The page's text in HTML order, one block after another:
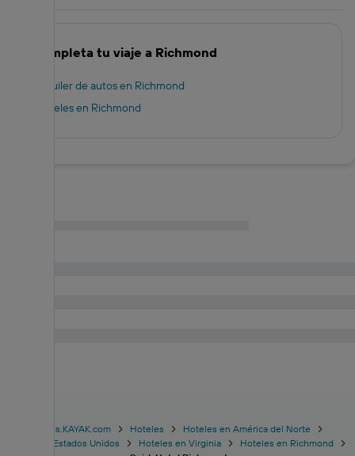
Completa tu viaje a Richmond
Alquiler de autos en Richmond
Hoteles en Richmond
www.es.KAYAK.com Hoteles
Hoteles en América del Norte
Hoteles en Estados Unidos
Hoteles en Virginia
Hoteles en Richmond